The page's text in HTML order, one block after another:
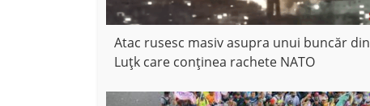
Atac rusesc masiv asupra unui buncăr din
Luțk care conținea rachete NATO